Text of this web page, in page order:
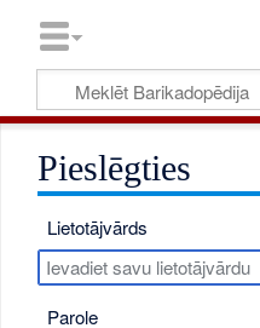
Pieslēgties
Lietotājvārds
Parole